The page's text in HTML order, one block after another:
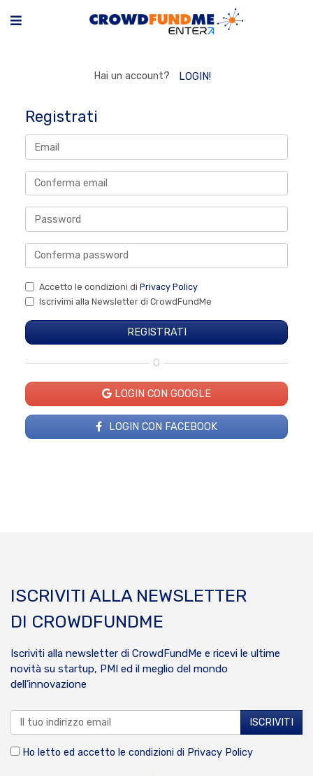
Hai un account? LOGIN!
Registrati
Accetto le condizioni di Privacy Policy
Iscrivimi alla Newsletter di CrowdFundMe
O
LOGIN CON GOOGLE
LOGIN CON FACEBOOK
ISCRIVITI ALLA NEWSLETTER
DI CROWDFUNDME
Iscriviti alla newsletter di CrowdFundMe e ricevi le ultime
novità su startup, PMI ed il meglio del mondo
dell’innovazione
Ho letto ed accetto le condizioni di Privacy Policy